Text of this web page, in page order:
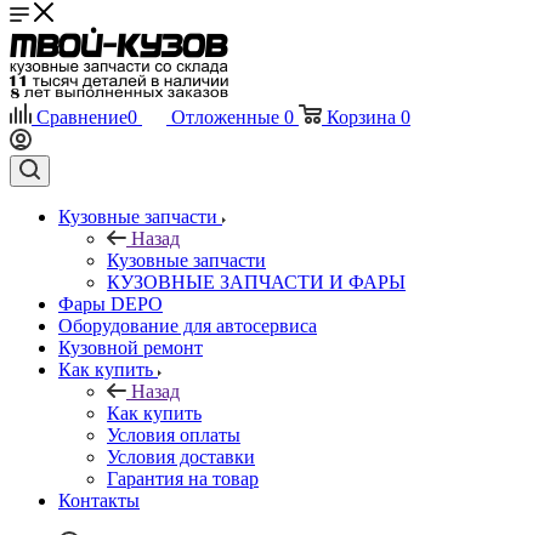
Сравнение0 Отложенные 0 Корзина 0
Кузовные запчасти
Назад
Кузовные запчасти
КУЗОВНЫЕ ЗАПЧАСТИ И ФАРЫ
Фары DEPO
Оборудование для автосервиса
Кузовной ремонт
Как купить
Назад
Как купить
Условия оплаты
Условия доставки
Гарантия на товар
Контакты